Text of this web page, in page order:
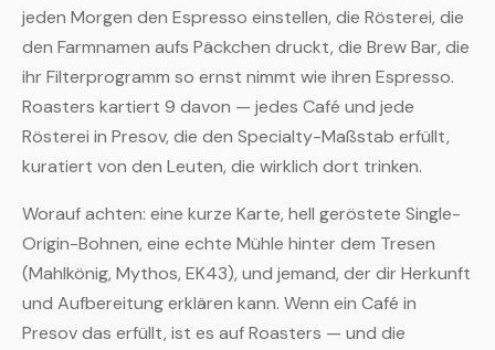
jeden Morgen den Espresso einstellen, die Rösterei, die
den Farmnamen aufs Päckchen druckt, die Brew Bar, die
ihr Filterprogramm so ernst nimmt wie ihren Espresso.
Roasters kartiert 9 davon — jedes Café und jede
Rösterei in Presov, die den Specialty-Maßstab erfüllt,
kuratiert von den Leuten, die wirklich dort trinken.
Worauf achten: eine kurze Karte, hell geröstete Single-
Origin-Bohnen, eine echte Mühle hinter dem Tresen
(Mahlkönig, Mythos, EK43), und jemand, der dir Herkunft
und Aufbereitung erklären kann. Wenn ein Café in
Presov das erfüllt, ist es auf Roasters — und die